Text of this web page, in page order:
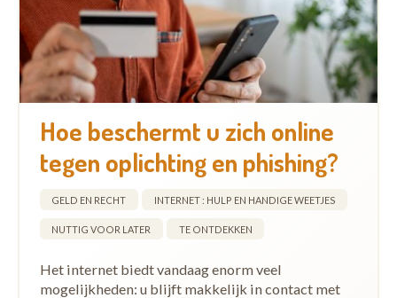
Hoe beschermt u zich online
tegen oplichting en phishing?
GELD EN RECHT INTERNET : HULP EN HANDIGE WEETJES
NUTTIG VOOR LATER TE ONTDEKKEN
Het internet biedt vandaag enorm veel
mogelijkheden: u blijft makkelijk in contact met